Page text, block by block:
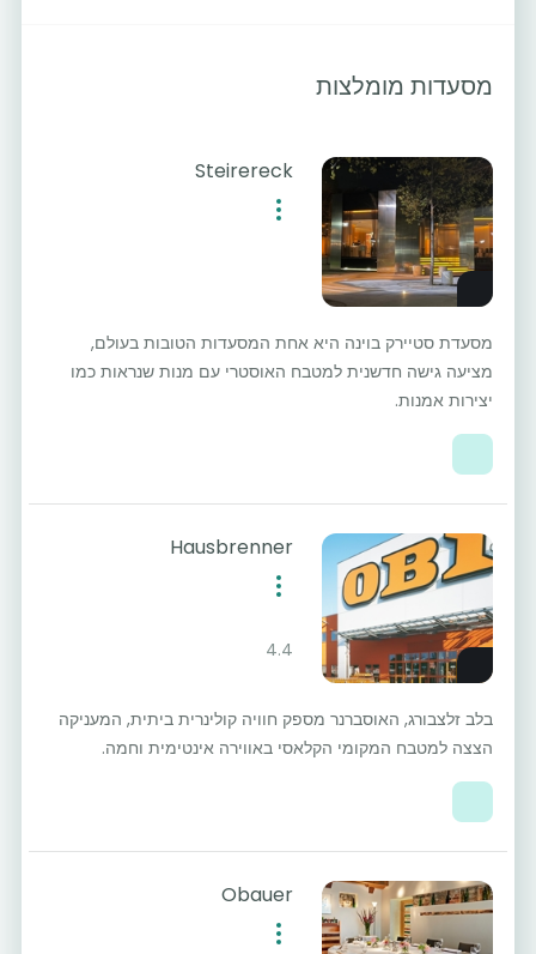
מסעדות מומלצות
Steirereck
מסעדת סטיירק בוינה היא אחת המסעדות הטובות בעולם,
מציעה גישה חדשנית למטבח האוסטרי עם מנות שנראות כמו
יצירות אמנות.
Hausbrenner
4.4
בלב זלצבורג, האוסברנר מספק חוויה קולינרית ביתית, המעניקה
הצצה למטבח המקומי הקלאסי באווירה אינטימית וחמה.
Obauer